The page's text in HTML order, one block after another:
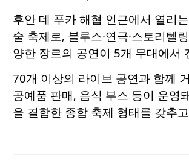
후안 데 푸카 해협 인근에서 열리
술 축제로, 블루스·연극·스토리텔
양한 장르의 공연이 5개 무대에서
70개 이상의 라이브 공연과 함께
공예품 판매, 음식 부스 등이 운영
을 결합한 종합 축제 형태를 갖추